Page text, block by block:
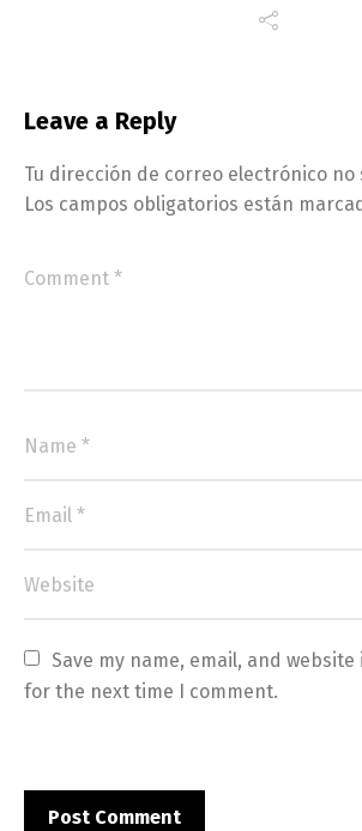
Leave a Reply
Tu dirección de correo electrónico no
Los campos obligatorios están
Save my name, email, and
for the next time I comment.